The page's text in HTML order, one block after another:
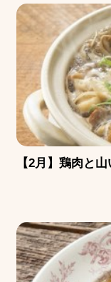
【2月】鶏肉と